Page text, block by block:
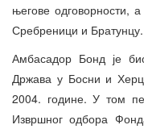
његове одговорности,
Сребреници и Братунцу.
Амбасадор Бонд је
Држава у Босни и
2004. године. У том
Извршног одбора